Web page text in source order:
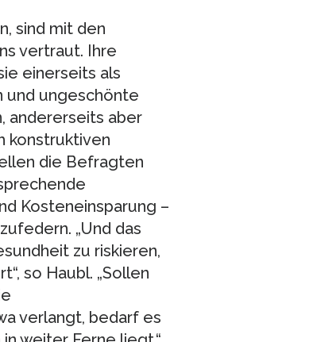
sind mit den
vertraut. Ihre
einerseits als
und ungeschönte
andererseits aber
konstruktiven
die Befragten
Kosteneinsparung –
„Und das
zu riskieren,
so Haubl. „Sollen
verlangt, bedarf es